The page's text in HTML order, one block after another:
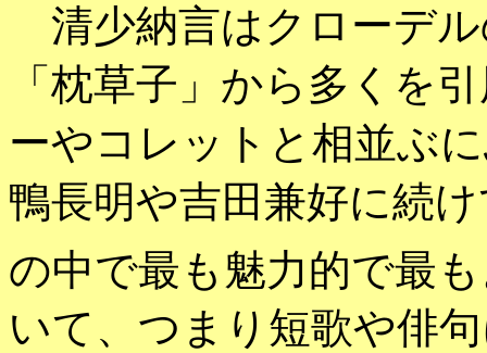
清少納言はクローデ
「枕草子」から多くを
ーやコレットと相並ぶ
鴨長明や吉田兼好に続
の中で最も魅力的で最
いて、つまり短歌や俳